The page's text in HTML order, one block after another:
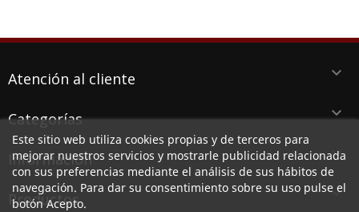
Atención al cliente keyboard_arrow_down
Categorías keyboard_arrow_down
Información keyboard_arrow_down
Productos keyboard_arrow_down
Este sitio web utiliza cookies propias y de terceros para
mejorar nuestros servicios y mostrarle publicidad relacionada
con sus preferencias mediante el análisis de sus hábitos de
navegación. Para dar su consentimiento sobre su uso pulse el
botón Acepto.